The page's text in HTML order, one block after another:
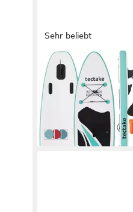
Sehr beliebt
TECTAKE
SUP-Board
Board 2in1 mit
189,99 € UVP314,00 €
in 4-5 Werktagen bei dir
weiß/türkis ohne
rot/blau ohne
türkis/orange ohne